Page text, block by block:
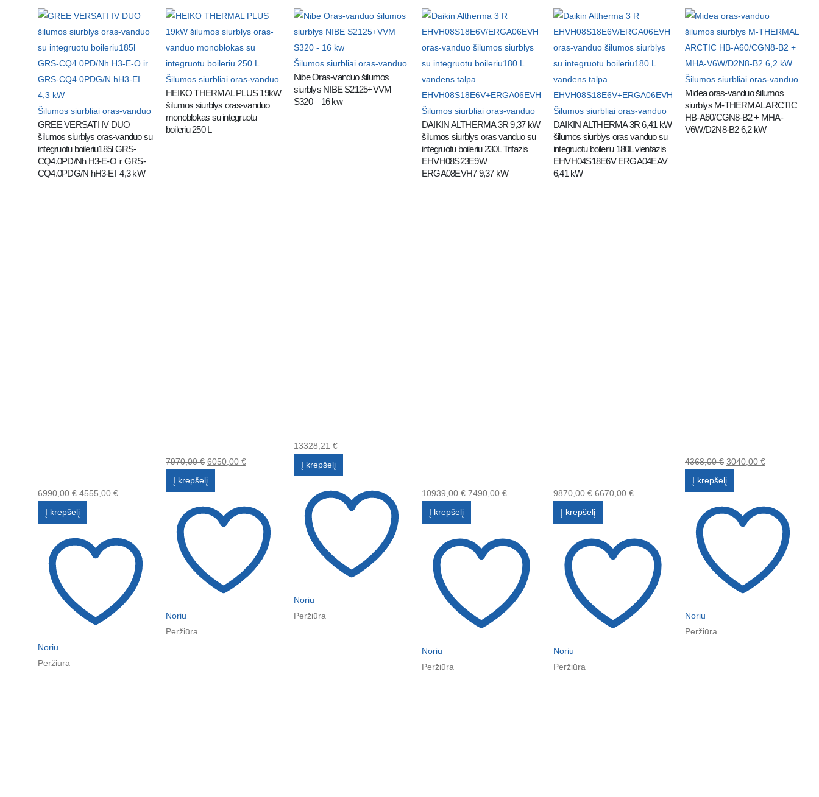
Šilumos siurbliai oras-vanduo
GREE VERSATI IV DUO
šilumos siurblys oras-vanduo su
integruotu boileriu185l GRS-
CQ4.0PD/Nh H3-E-O ir GRS-
CQ4.0PDG/N hH3-EI  4,3 kW
6990,00€ 4555,00 €
Į krepšelį
Noriu
Peržiūra
Šilumos siurbliai oras-vanduo
HEIKO THERMAL PLUS 19kW
šilumos siurblys oras-vanduo
monoblokas su integruotu
boileriu 250 L
7970,00€ 6050,00 €
Į krepšelį
Noriu
Peržiūra
Šilumos siurbliai oras-vanduo
Nibe Oras-vanduo šilumos
siurblys NIBE S2125+VVM
S320 – 16 kw
13328,21 €
Į krepšelį
Noriu
Peržiūra
Šilumos siurbliai oras-vanduo
DAIKIN ALTHERMA 3R 9,37 kW
šilumos siurblys oras vanduo su
integruotu boileriu 230L Trifazis
EHVH08S23E9W
ERGA08EVH7 9,37 kW
10939,00€ 7490,00 €
Į krepšelį
Noriu
Peržiūra
Šilumos siurbliai oras-vanduo
DAIKIN ALTHERMA 3R 6,41 kW
šilumos siurblys oras vanduo su
integruotu boileriu 180L vienfazis
EHVH04S18E6V ERGA04EAV
6,41 kW
9870,00€ 6670,00 €
Į krepšelį
Noriu
Peržiūra
Šilumos siurbliai oras-vanduo
Midea oras-vanduo šilumos
siurblys M-THERMAL ARCTIC
HB-A60/CGN8-B2 + MHA-
V6W/D2N8-B2 6,2 kW
4368,00€ 3040,00 €
Į krepšelį
Noriu
Peržiūra